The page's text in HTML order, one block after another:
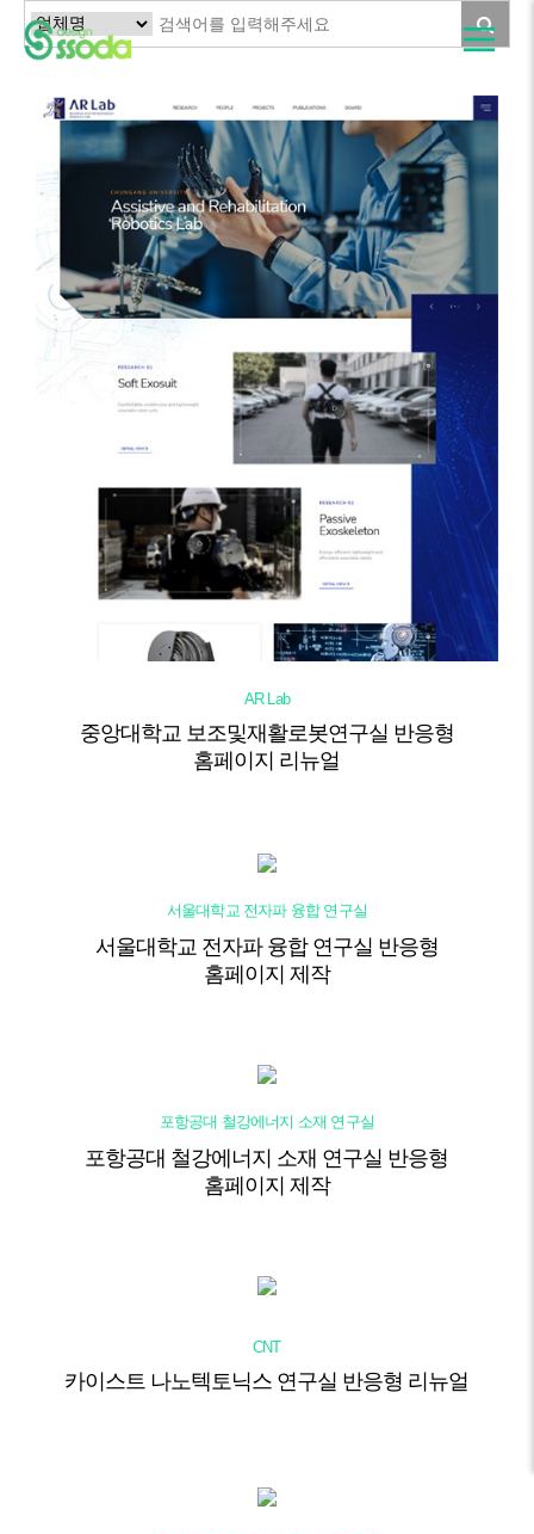
AR Lab
중앙대학교 보조및재활로봇연구실 반응형
홈페이지 리뉴얼
서울대학교 전자파 융합 연구실
서울대학교 전자파 융합 연구실 반응형
홈페이지 제작
포항공대 철강에너지 소재 연구실
포항공대 철강에너지 소재 연구실 반응형
홈페이지 제작
CNT
카이스트 나노텍토닉스 연구실 반응형 리뉴얼